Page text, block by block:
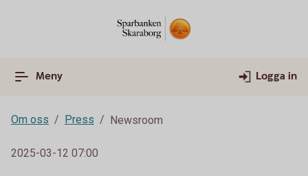
Meny Logga in
Om oss Press Newsroom
2025-03-12 07:00